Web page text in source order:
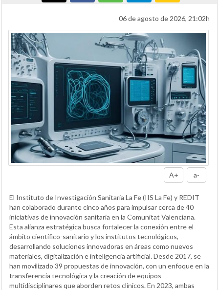
06 de agosto de 2026, 21:02h
A+ a-
El Instituto de Investigación Sanitaria La Fe (IIS La Fe) y REDIT
han colaborado durante cinco años para impulsar cerca de 40
iniciativas de innovación sanitaria en la Comunitat Valenciana.
Esta alianza estratégica busca fortalecer la conexión entre el
ámbito científico-sanitario y los institutos tecnológicos,
desarrollando soluciones innovadoras en áreas como nuevos
materiales, digitalización e inteligencia artificial. Desde 2017, se
han movilizado 39 propuestas de innovación, con un enfoque en la
transferencia tecnológica y la creación de equipos
multidisciplinares que aborden retos clínicos. En 2023, ambas